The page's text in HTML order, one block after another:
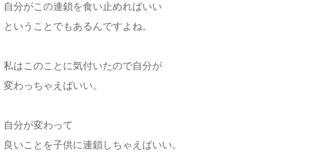
自分がこの連鎖を食い止めればいい
ということでもあるんですよね。
私はこのことに気付いたので自分が
変わっちゃえばいい。
自分が変わって
良いことを子供に連鎖しちゃえばいい。